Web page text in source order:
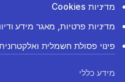
מדיניות Cookies
מדיניות פרטיות, מאגר מידע
פינוי פסולת חשמלית
מידע כללי